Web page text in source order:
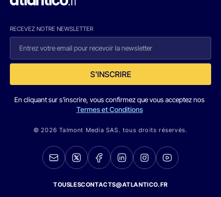
RECEVEZ NOTRE NEWSLETTER
S'INSCRIRE
En cliquant sur s'inscrire, vous confirmez que vous acceptez nos
Termes et Conditions
© 2026 Talmont Media SAS. tous droits réservés.
TOUSLESCONTACTS@ATLANTICO.FR